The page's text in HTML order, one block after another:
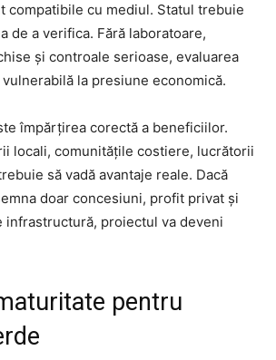
compatibile cu mediul. Statul trebuie
de a verifica. Fără laboratoare,
și controale serioase, evaluarea
la presiune economică.
împărțirea corectă a beneficiilor.
locali, comunitățile costiere, lucrătorii
să vadă avantaje reale. Dacă
doar concesiuni, profit privat și
infrastructură, proiectul va deveni
pentru